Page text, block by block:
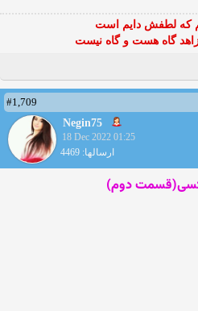
که لطفش دایم است
گاه هست و گاه نیست
#1,709
Negin75
18 Dec 2022 01:25
ارسالها: 4469
دوم)